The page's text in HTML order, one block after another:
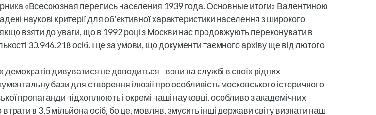
«Всесоюзная перепись населения 1939 года. Основные итоги» Валентиною
наукові критерії для об’єктивної характеристики населення з широкого
взяти до уваги, що в 1992 році з Москви нас продовжують переконувати в
30.946.218 осіб. І це за умови, що документи таємного архіву ще від лютого
дивуватися не доводиться - вони на службі в своїх рідних
бази для створення ілюзії про особливість московського історичного
пропаганди підхоплюють і окремі наші науковці, особливо з академічних
в 3,5 мільйона осіб, бо це, мовляв, змусить інші держави світу визнати наш